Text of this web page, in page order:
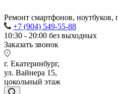
Ремонт смартфонов, ноутбуков,
+7 (904) 549-55-88
10:30 - 20:00 без выходных
Заказать звонок
г. Екатеринбург,
ул. Вайнера 15,
цокольный этаж